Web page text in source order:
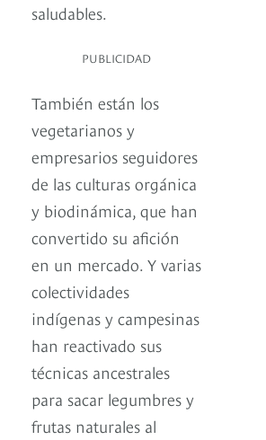
saludables.
PUBLICIDAD
También están los
vegetarianos y
empresarios seguidores
de las culturas orgánica
y biodinámica, que han
convertido su afición
en un mercado. Y varias
colectividades
indígenas y campesinas
han reactivado sus
técnicas ancestrales
para sacar legumbres y
frutas naturales al